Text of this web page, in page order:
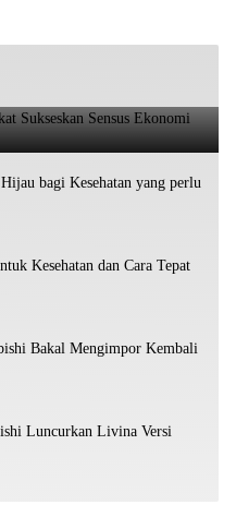
di Langkat Sukseskan
bagi Kesehatan yang perlu
Kesehatan dan Cara Tepat
Bakal Mengimpor Kembali
Luncurkan Livina Versi